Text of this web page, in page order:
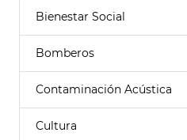
Bienestar Social
Bomberos
Contaminación Acústica
Cultura